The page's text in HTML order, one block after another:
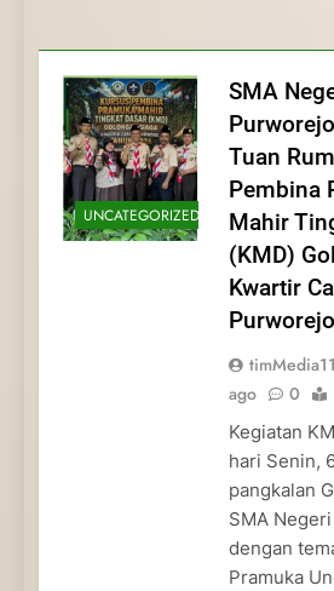
dan Pengabdian
Pramuka
Pramuka
Kepedulian
UNCATEGORIZED
SMA
Tuan
Pembina
Mahir
(KMD)
Kwartir
timMedia11
ago
0
Kegiatan
hari Senin,
pangkalan
SMA
dengan
Pramuka